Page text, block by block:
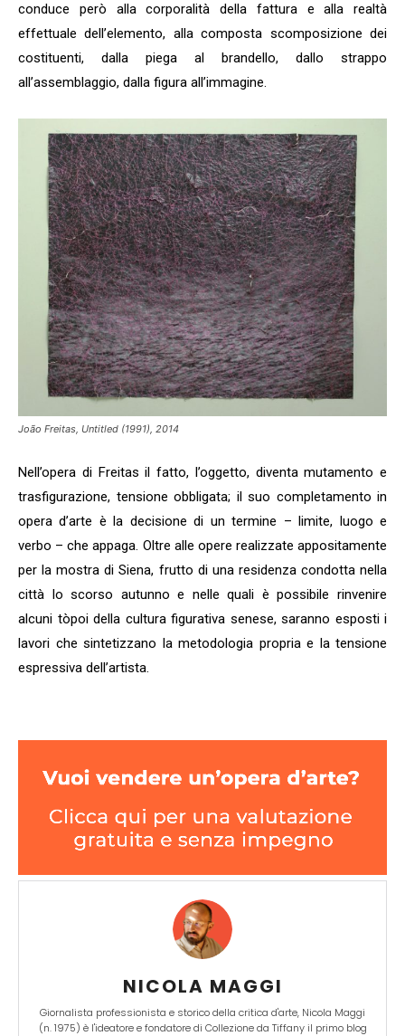
conduce però alla corporalità della fattura e alla realtà
effettuale dell’elemento, alla composta scomposizione dei
costituenti, dalla piega al brandello, dallo strappo
all’assemblaggio, dalla figura all’immagine.
João Freitas, Untitled (1991), 2014
Nell’opera di Freitas il fatto, l’oggetto, diventa mutamento e
trasfigurazione, tensione obbligata; il suo completamento in
opera d’arte è la decisione di un termine – limite, luogo e
verbo – che appaga. Oltre alle opere realizzate appositamente
per la mostra di Siena, frutto di una residenza condotta nella
città lo scorso autunno e nelle quali è possibile rinvenire
alcuni tòpoi della cultura figurativa senese, saranno esposti i
lavori che sintetizzano la metodologia propria e la tensione
espressiva dell’artista.
NICOLA MAGGI
Giornalista professionista e storico della critica d'arte, Nicola Maggi
(n. 1975) è l'ideatore e fondatore di Collezione da Tiffany il primo blog